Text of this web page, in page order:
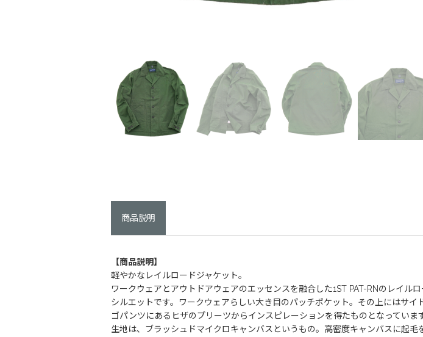
商品説明
【商品説明】
軽やかなレイルロードジャケット。
ワークウェアとアウトドアウェアのエッセンスを融合した1ST PAT-RNのレイル
シルエットです。ワークウェアらしい大き目のパッチポケット。その上にはサ
ゴパンツにあるヒザのプリーツからインスピレーションを得たものとなっています
生地は、ブラッシュドマイクロキャンバスというもの。高密度キャンバスに起